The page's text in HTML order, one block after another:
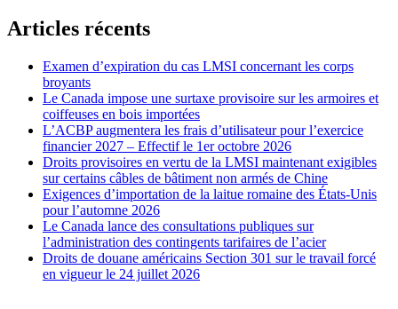
Articles récents
Examen d’expiration du cas LMSI concernant les corps
broyants
Le Canada impose une surtaxe provisoire sur les armoires et
coiffeuses en bois importées
L’ACBP augmentera les frais d’utilisateur pour l’exercice
financier 2027 – Effectif le 1er octobre 2026
Droits provisoires en vertu de la LMSI maintenant exigibles
sur certains câbles de bâtiment non armés de Chine
Exigences d’importation de la laitue romaine des États-Unis
pour l’automne 2026
Le Canada lance des consultations publiques sur
l’administration des contingents tarifaires de l’acier
Droits de douane américains Section 301 sur le travail forcé
en vigueur le 24 juillet 2026